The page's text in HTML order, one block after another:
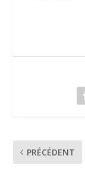
o
PRÉCÉDENT